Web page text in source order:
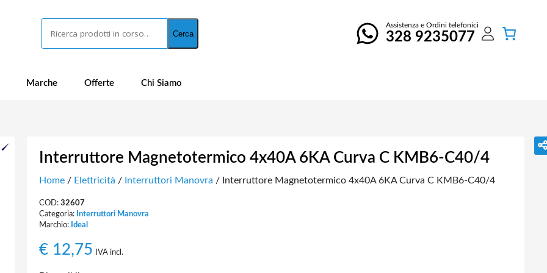
Cerca
Assistenza e Ordini telefonici
328 9235077
Marche Offerte Chi Siamo
Interruttore Magnetotermico 4x40A 6KA Curva C KMB6-C40/4
Home/ Elettricità / Interruttori Manovra / Interruttore Magnetotermico 4x40A 6KA Curva C KMB6-C40/4
COD: 32607
Categoria: Interruttori Manovra
Marchio: Ideal
€12,75 IVA incl.